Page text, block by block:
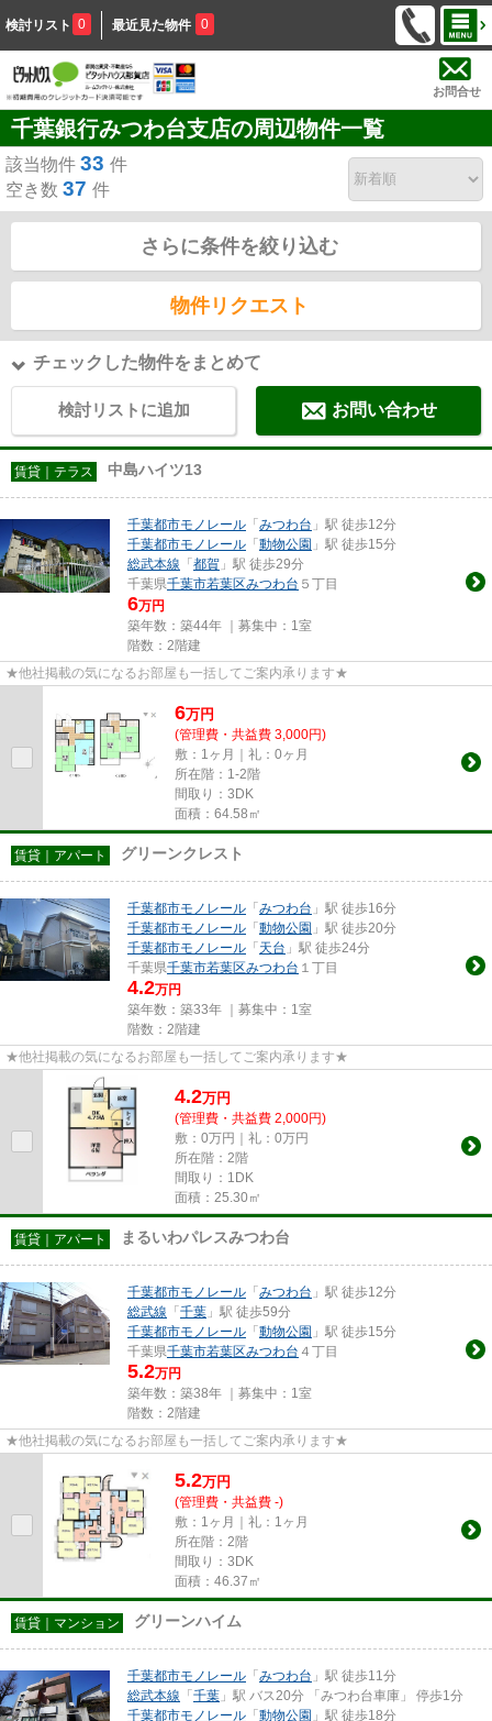
検討リスト 0 最近見た物件 0
お問合せ
千葉銀行みつわ台支店の周辺物件一覧
該当物件 33 件
空き数 37 件
さらに条件を絞り込む
物件リクエスト
チェックした物件をまとめて
検討リストに追加 お問い合わせ
賃貸｜テラス 中島ハイツ13
千葉都市モノレール 「 みつわ台 」駅 徒歩12分
千葉都市モノレール 「 動物公園 」駅 徒歩15分
総武本線 「 都賀 」駅 徒歩29分
千葉県千葉市若葉区みつわ台 ５丁目
6万円
築年数：築44年 ｜募集中： 1室
階数：2階建
★他社掲載の気になるお部屋も一括してご案内承ります★
6万円
(管理費・共益費 3,000円)
敷：1ヶ月｜礼：0ヶ月
所在階：1-2階
間取り：3DK
面積：64.58㎡
賃貸｜アパート グリーンクレスト
千葉都市モノレール 「 みつわ台 」駅 徒歩16分
千葉都市モノレール 「 動物公園 」駅 徒歩20分
千葉都市モノレール 「 天台 」駅 徒歩24分
千葉県千葉市若葉区みつわ台 １丁目
4.2万円
築年数：築33年 ｜募集中： 1室
階数：2階建
★他社掲載の気になるお部屋も一括してご案内承ります★
4.2万円
(管理費・共益費 2,000円)
敷：0万円｜礼：0万円
所在階：2階
間取り：1DK
面積：25.30㎡
賃貸｜アパート まるいわパレスみつわ台
千葉都市モノレール 「 みつわ台 」駅 徒歩12分
総武線 「 千葉 」駅 徒歩59分
千葉都市モノレール 「 動物公園 」駅 徒歩15分
千葉県千葉市若葉区みつわ台 ４丁目
5.2万円
築年数：築38年 ｜募集中： 1室
階数：2階建
★他社掲載の気になるお部屋も一括してご案内承ります★
5.2万円
(管理費・共益費 -)
敷：1ヶ月｜礼：1ヶ月
所在階：2階
間取り：3DK
面積：46.37㎡
賃貸｜マンション グリーンハイム
千葉都市モノレール 「 みつわ台 」駅 徒歩11分
総武本線 「 千葉 」駅 バス20分 「みつわ台車庫」 停歩1分
千葉都市モノレール 「 動物公園 」駅 徒歩18分